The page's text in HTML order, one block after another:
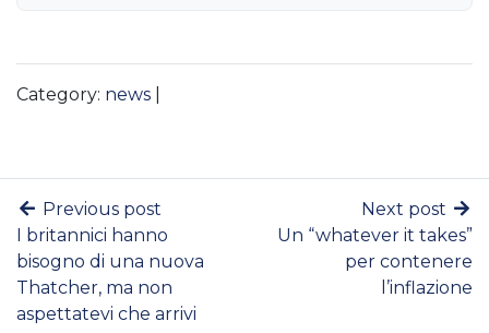
Category: news
Previous post
I britannici hanno
bisogno di una nuova
Thatcher, ma non
aspettatevi che arrivi
Next post
Un “whatever it takes”
per contenere
l’inflazione